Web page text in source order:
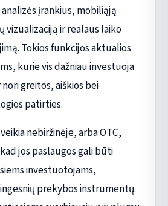
įrankius, mobiliąją
ir realaus laiko
Tokios funkcijos aktualios
kurie vis dažniau investuoja
greitos, aiškios bei
patirties.
nebiržinėje, arba OTC,
jos paslaugos gali būti
investuotojams,
prekybos instrumentų.